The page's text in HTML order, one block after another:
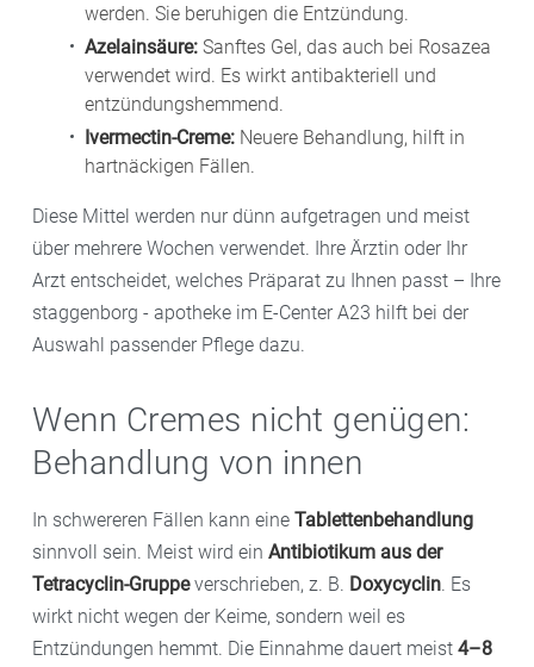
werden. Sie beruhigen die Entzündung.
Azelainsäure: Sanftes Gel, das auch bei Rosazea
verwendet wird. Es wirkt antibakteriell und
entzündungshemmend.
Ivermectin-Creme: Neuere Behandlung, hilft in
hartnäckigen Fällen.
Diese Mittel werden nur dünn aufgetragen und meist
über mehrere Wochen verwendet. Ihre Ärztin oder Ihr
Arzt entscheidet, welches Präparat zu Ihnen passt – Ihre
staggenborg - apotheke im E-Center A23 hilft bei der
Auswahl passender Pflege dazu.
Wenn Cremes nicht genügen:
Behandlung von innen
In schwereren Fällen kann eine Tablettenbehandlung
sinnvoll sein. Meist wird ein Antibiotikum aus der
Tetracyclin-Gruppeverschrieben, z. B. Doxycyclin. Es
wirkt nicht wegen der Keime, sondern weil es
Entzündungen hemmt. Die Einnahme dauert meist 4–8